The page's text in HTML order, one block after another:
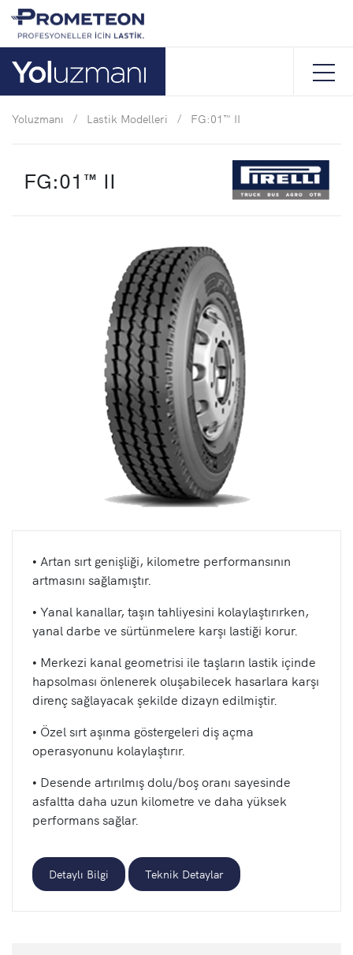
Yoluzmanı / Lastik Modelleri / FG:01™ II
FG:01™ II
• Artan sırt genişliği, kilometre performansının
artmasını sağlamıştır.
• Yanal kanallar, taşın tahliyesini kolaylaştırırken,
yanal darbe ve sürtünmelere karşı lastiği korur.
• Merkezi kanal geometrisi ile taşların lastik içinde
hapsolması önlenerek oluşabilecek hasarlara karşı
direnç sağlayacak şekilde dizayn edilmiştir.
• Özel sırt aşınma göstergeleri diş açma
operasyonunu kolaylaştırır.
• Desende artırılmış dolu/boş oranı sayesinde
asfaltta daha uzun kilometre ve daha yüksek
performans sağlar.
Detaylı Bilgi Teknik Detaylar